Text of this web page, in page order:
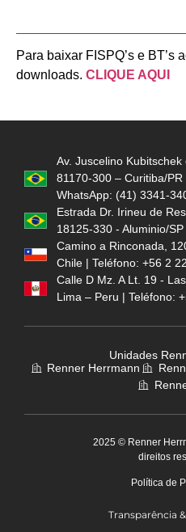
Para baixar FISPQ’s e BT’s
downloads. CLIQUE AQUI
Av. Juscelino
81170-300 – Curitiba/
WhatsApp: (41) 3341-
Estrada Dr. Irineu de
18125-330 - Aluminio/
Camino a Rinconada,
Chile | Teléfono: +56 2
Calle D Mz. A Lt. 19 -
Lima – Peru | Teléfono:
Unidades
Renner Herrmann
2025 © Renner
direitos
Política de
Transparência